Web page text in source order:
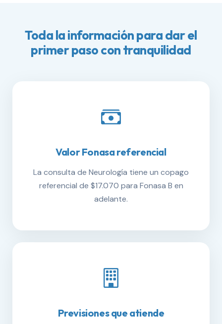
Toda la información para dar el
primer paso con tranquilidad
Valor Fonasa referencial
La consulta de Neurología tiene un copago
referencial de $17.070 para Fonasa B en
adelante.
Previsiones que atiende